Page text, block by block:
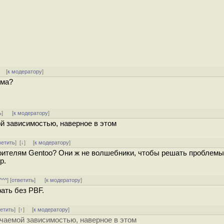
[к модератору]
] [к модератору]
зависимостью, наверное в этом
][↓] [к модератору]
Gentoo? Они ж не волшебники, чтобы решать
^^^] [ответить] [к модератору]
без PBF.
][↑] [к модератору]
зависимостью, наверное в этом